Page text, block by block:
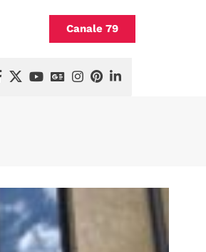
Canale 79